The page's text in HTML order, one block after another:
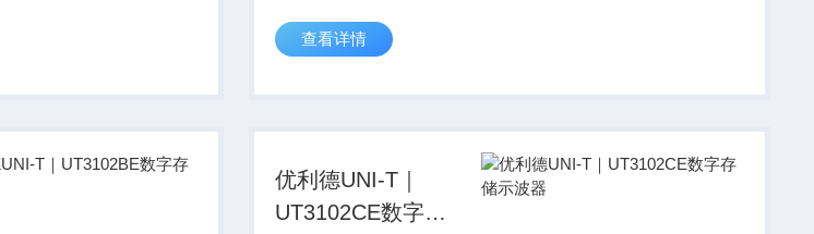
查看详情
优利德UNI-T｜
UT3102CE数字存